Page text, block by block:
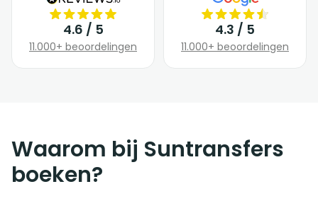
4.6 / 5
11.000+ beoordelingen
4.3 / 5
11.000+ beoordelingen
Waarom bij Suntransfers
boeken?